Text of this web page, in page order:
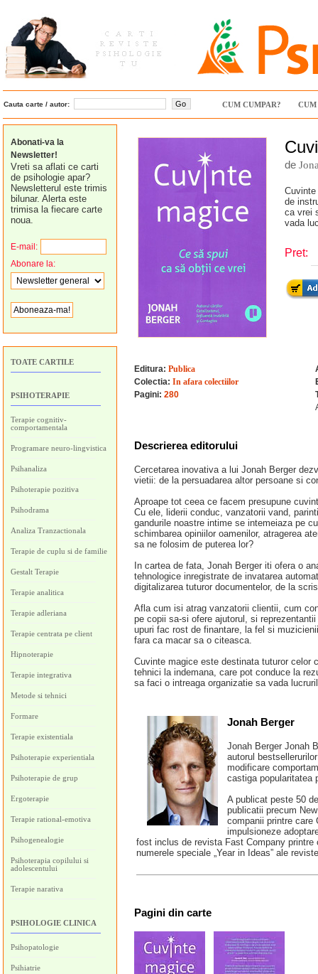
Cauta carte / autor: CUM CUMPAR? CUM
Abonati-va la
Newsletter!
Vreti sa aflati ce carti
de psihologie apar?
Newsletterul este trimis
bilunar. Alerta este
trimisa la fiecare carte
noua.
E-mail:
Abonare la:
TOATE CARTILE
PSIHOTERAPIE
Terapie cognitiv-
comportamentala
Programare neuro-lingvistica
Psihanaliza
Psihoterapie pozitiva
Psihodrama
Analiza Tranzactionala
Terapie de cuplu si de familie
Gestalt Terapie
Terapie analitica
Terapie adleriana
Terapie centrata pe client
Hipnoterapie
Terapie integrativa
Metode si tehnici
Formare
Terapie existentiala
Psihoterapie experientiala
Psihoterapie de grup
Ergoterapie
Terapie rational-emotiva
Psihogenealogie
Psihoterapia copilului si
adolescentului
Terapie narativa
PSIHOLOGIE CLINICA
Psihopatologie
Psihiatrie
de
de
ca vrei
vada
Pret:
Editura: Publica
Colectia: In afara colectiilor
Pagini: 280
Descrierea editorului
Cercetarea inovativa a lui Jonah Berger
vietii: de la persuadarea altor persoane si
Aproape tot ceea ce facem presupune
Cu ele, liderii conduc, vanzatorii vand,
gandurile noastre intime se intemeiaza pe
schimbarea opiniilor oamenilor, atragerea
sa ne folosim de puterea lor?
In cartea de fata, Jonah Berger iti ofera o
tehnologice inregistrate de invatarea
digitalizarea tuturor documentelor, de la
Afla cum isi atrag vanzatorii clientii, cum
pe copii sa-si ofere ajutorul, si
upuri fac rost de finantare, la fel si
fara ca macar sa o citeasca.
Cuvinte magice este destinata tuturor celor
tehnici la indemana, care pot conduce la
sa faci o intreaga organizatie sa vada
Jonah Berger
Jonah Berger Jonah
autorul
modificare
castiga popularitatea
A publicat peste 50
publicatii precum
companii printre care
impulsioneze
fost inclus de revista Fast Company
numerele speciale „Year in Ideas” ale
Pagini din carte